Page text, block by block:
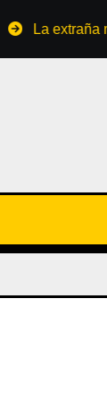
La extraña